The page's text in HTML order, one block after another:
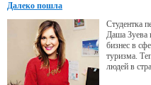
тоненькое,
Далеко пошла
Студентка
Даша Зуева
бизнес в
туризма.
людей в